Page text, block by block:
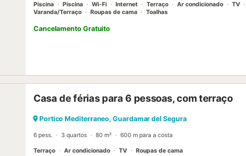
Piscina Piscina Wi-Fi Internet Terraço Ar condicionado TV
Varanda/Terraço
Roupas de cama Toalhas
Cancelamento Gratuito
Casa de férias para 6 pessoas, com terraço
Portico Mediterraneo, Guardamar del Segura
6 pess. 3 quartos 80 m² 600 m para a costa
Terraço Ar condicionado TV Roupas de cama